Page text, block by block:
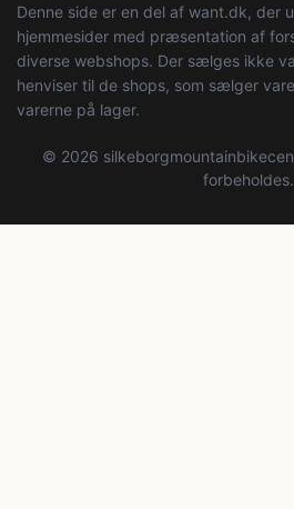
Denne side er en del af want.dk, der
hjemmesider med præsentation af
diverse webshops. Der sælges ikke
henviser til de shops, som sælger
varerne på lager.
© 2026
forbeholdes.